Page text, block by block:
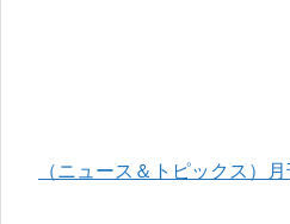
（ニュース＆トピックス）